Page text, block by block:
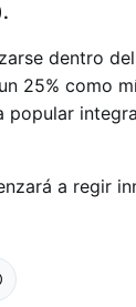
dentro
25% como
a regir